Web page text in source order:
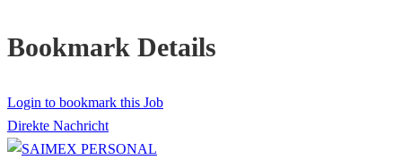
Bookmark Details
Login to bookmark this Job
Direkte Nachricht